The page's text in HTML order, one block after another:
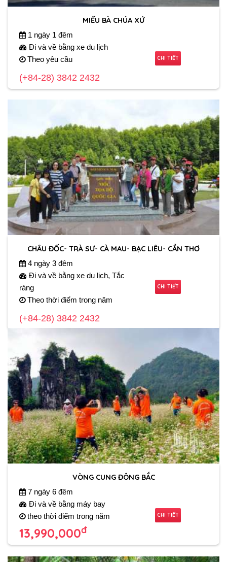
MIẾU BÀ CHÚA XỨ
1 ngày 1 đêm
Đi và về bằng xe du lịch
Theo yêu cầu
(+84-28) 3842 2432
CHI TIẾT
CHÂU ĐỐC- TRÀ SƯ- CÀ MAU- BẠC LIÊU- CẦN THƠ
4 ngày 3 đêm
Đi và về bằng xe du lịch, Tắc
ráng
Theo thời điểm trong năm
(+84-28) 3842 2432
CHI TIẾT
VÒNG CUNG ĐÔNG BẮC
7 ngày 6 đêm
Đi và về bằng máy bay
theo thời điểm trong năm
13,990,000đ
CHI TIẾT